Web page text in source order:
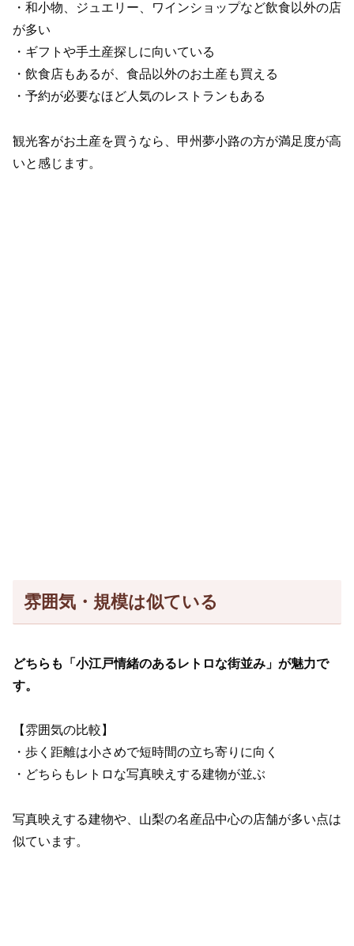
・和小物、ジュエリー、ワインショップなど飲食以外の店
が多い
・ギフトや手土産探しに向いている
・飲食店もあるが、食品以外のお土産も買える
・予約が必要なほど人気のレストランもある
観光客がお土産を買うなら、甲州夢小路の方が満足度が高
いと感じます。
雰囲気・規模は似ている
どちらも「小江戸情緒のあるレトロな街並み」が魅力で
す。
【雰囲気の比較】
・歩く距離は小さめで短時間の立ち寄りに向く
・どちらもレトロな写真映えする建物が並ぶ
写真映えする建物や、山梨の名産品中心の店舗が多い点は
似ています。